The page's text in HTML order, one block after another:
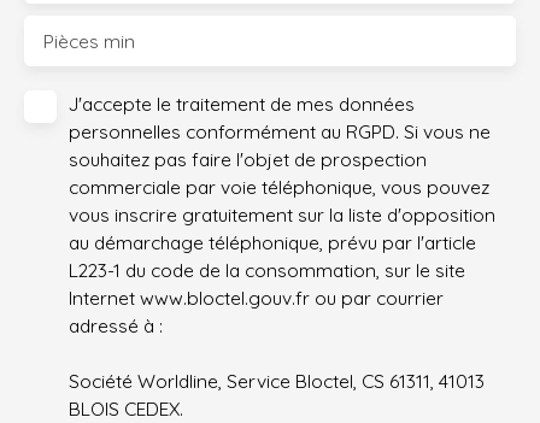
Pièces min
J'accepte le traitement de mes données
personnelles conformément au RGPD. Si vous ne
souhaitez pas faire l'objet de prospection
commerciale par voie téléphonique, vous pouvez
vous inscrire gratuitement sur la liste d'opposition
au démarchage téléphonique, prévu par l'article
L223-1 du code de la consommation, sur le site
Internet www.bloctel.gouv.fr ou par courrier
adressé à :
Société Worldline, Service Bloctel, CS 61311, 41013
BLOIS CEDEX.